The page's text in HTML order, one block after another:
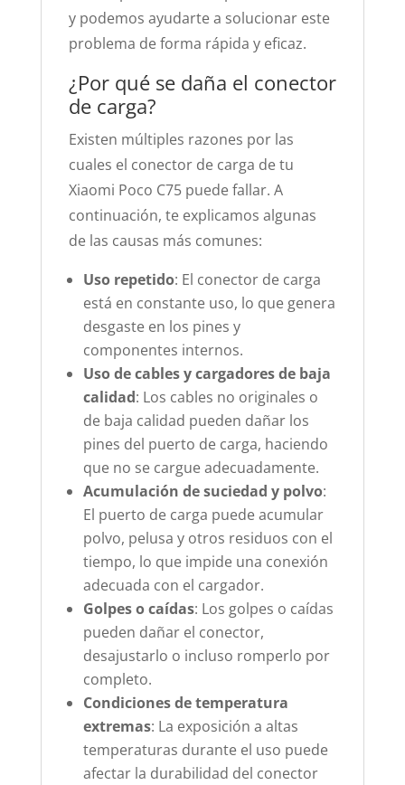
y podemos ayudarte a solucionar este
problema de forma rápida y eficaz.
¿Por qué se daña el conector
de carga?
Existen múltiples razones por las
cuales el conector de carga de tu
Xiaomi Poco C75 puede fallar. A
continuación, te explicamos algunas
de las causas más comunes:
Uso repetido: El conector de carga
está en constante uso, lo que genera
desgaste en los pines y
componentes internos.
Uso de cables y cargadores de baja
calidad: Los cables no originales o
de baja calidad pueden dañar los
pines del puerto de carga, haciendo
que no se cargue adecuadamente.
Acumulación de suciedad y polvo:
El puerto de carga puede acumular
polvo, pelusa y otros residuos con el
tiempo, lo que impide una conexión
adecuada con el cargador.
Golpes o caídas: Los golpes o caídas
pueden dañar el conector,
desajustarlo o incluso romperlo por
completo.
Condiciones de temperatura
extremas: La exposición a altas
temperaturas durante el uso puede
afectar la durabilidad del conector